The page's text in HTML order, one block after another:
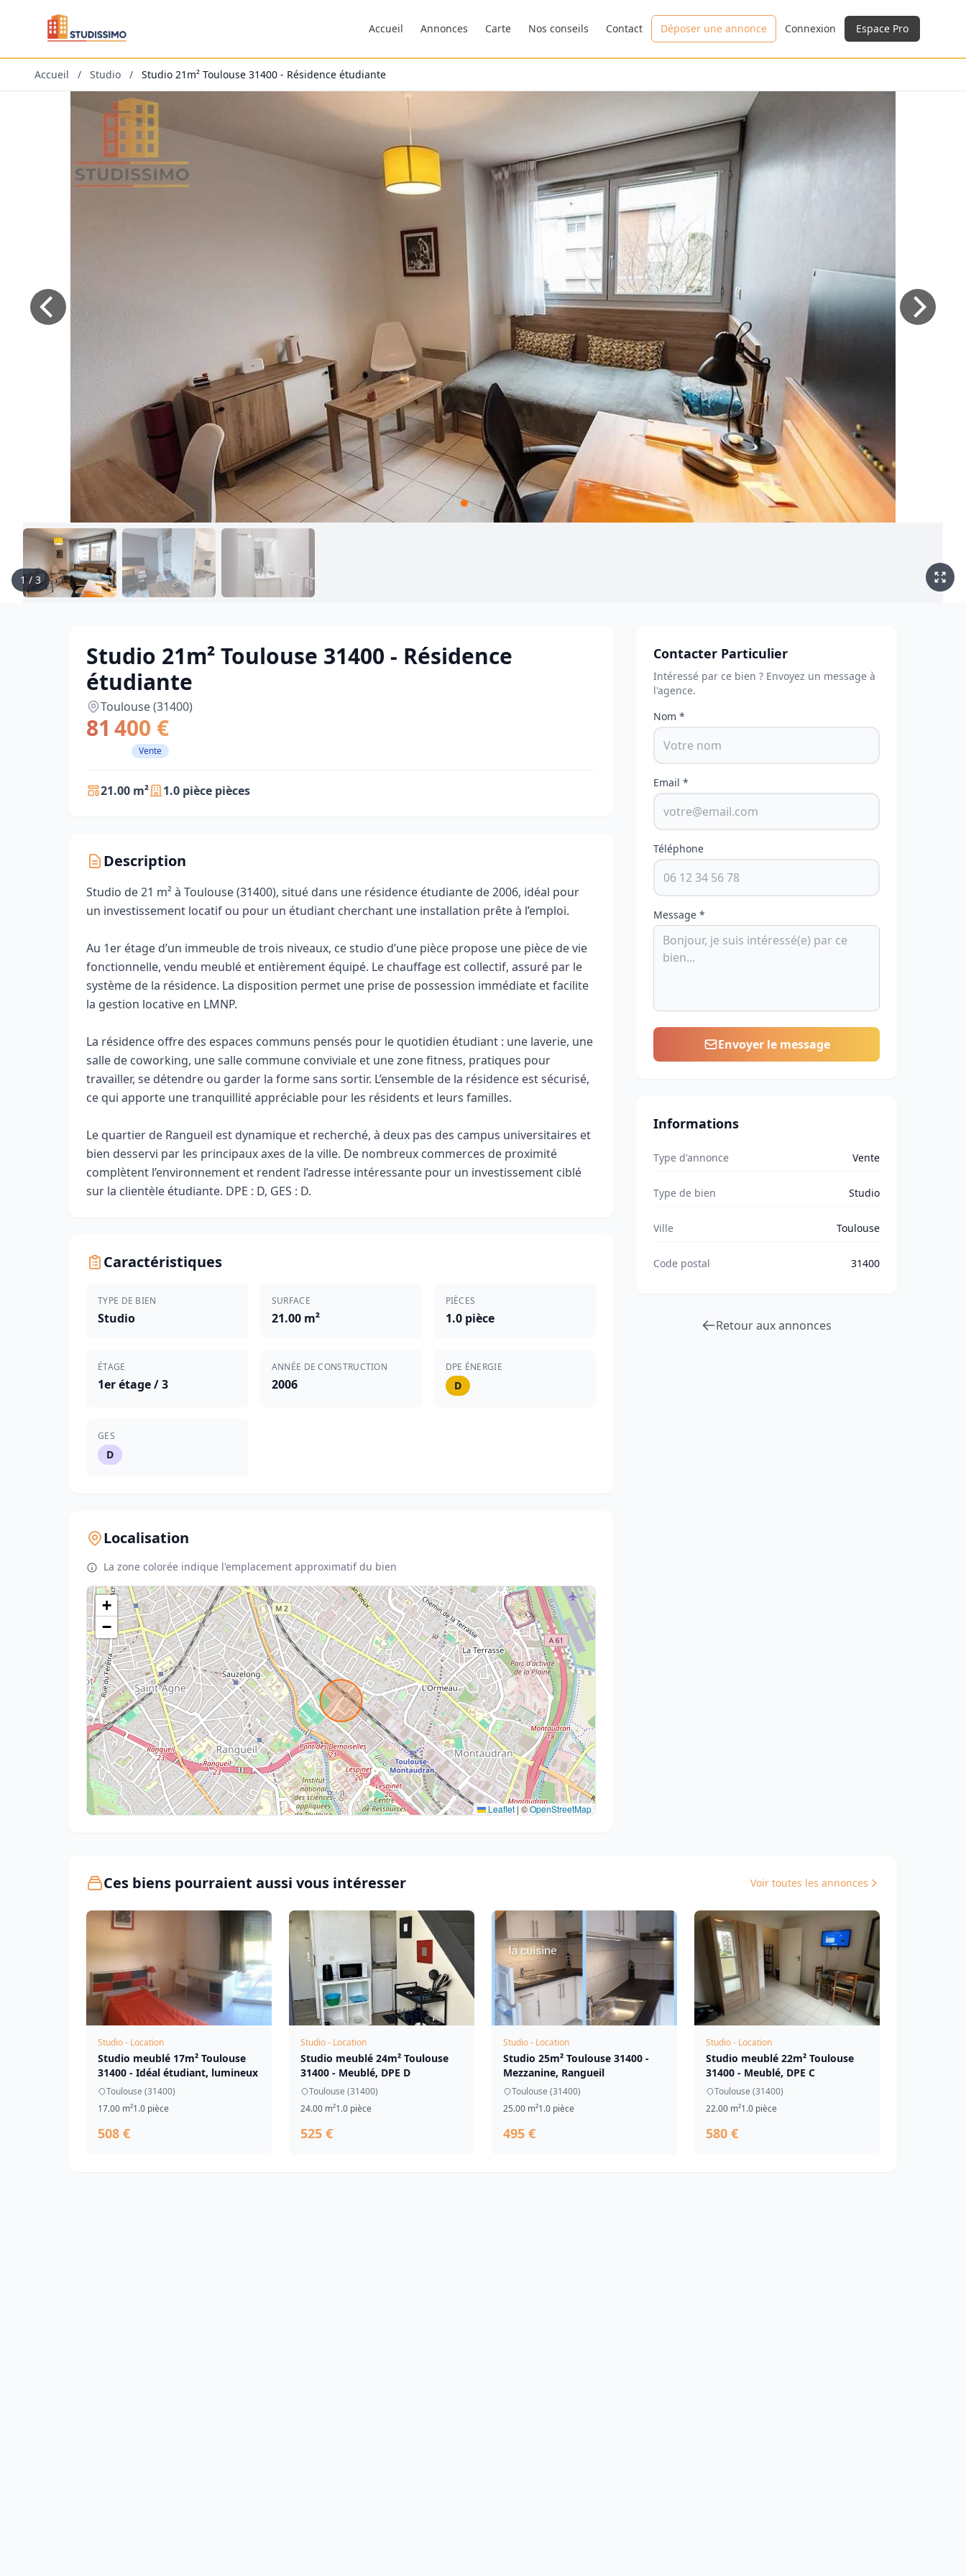
Accueil Annonces Carte Nos conseils Contact Déposer une annonce Connexion Espace Pro
Accueil / Studio / Studio 21m² Toulouse 31400 - Résidence étudiante
1 / 3
Studio 21m² Toulouse 31400 - Résidence
étudiante
Toulouse (31400)
81 400 €
Vente
21.00 m² 1.0 pièce pièces
Description
Studio de 21 m² à Toulouse (31400), situé dans une résidence étudiante de 2006, idéal pour
un investissement locatif ou pour un étudiant cherchant une installation prête à l’emploi.
Au 1er étage d’un immeuble de trois niveaux, ce studio d’une pièce propose une pièce de vie
fonctionnelle, vendu meublé et entièrement équipé. Le chauffage est collectif, assuré par le
système de la résidence. La disposition permet une prise de possession immédiate et facilite
la gestion locative en LMNP.
La résidence offre des espaces communs pensés pour le quotidien étudiant : une laverie, une
salle de coworking, une salle commune conviviale et une zone fitness, pratiques pour
travailler, se détendre ou garder la forme sans sortir. L’ensemble de la résidence est sécurisé,
ce qui apporte une tranquillité appréciable pour les résidents et leurs familles.
Le quartier de Rangueil est dynamique et recherché, à deux pas des campus universitaires et
bien desservi par les principaux axes de la ville. De nombreux commerces de proximité
complètent l’environnement et rendent l’adresse intéressante pour un investissement ciblé
sur la clientèle étudiante. DPE : D, GES : D.
Caractéristiques
TYPE DE BIEN
Studio
SURFACE
21.00 m²
PIÈCES
1.0 pièce
ÉTAGE
1er étage / 3
ANNÉE DE CONSTRUCTION
2006
DPE ÉNERGIE
D
GES
D
Localisation
La zone colorée indique l'emplacement approximatif du bien
+
−
Leaflet | ©OpenStreetMap
Contacter Particulier
Intéressé par ce bien ? Envoyez un message à
l'agence.
Nom *
Email *
Téléphone
Message *
Envoyer le message
Informations
Type d'annonce Vente
Type de bien Studio
Ville Toulouse
Code postal 31400
Retour aux annonces
Ces biens pourraient aussi vous intéresser Voir toutes les annonces
Studio - Location
Studio meublé 17m² Toulouse
31400 - Idéal étudiant, lumineux
Toulouse (31400)
17.00 m²1.0 pièce
508 €
Studio - Location
Studio meublé 24m² Toulouse
31400 - Meublé, DPE D
Toulouse (31400)
24.00 m²1.0 pièce
525 €
Studio - Location
Studio 25m² Toulouse 31400 -
Mezzanine, Rangueil
Toulouse (31400)
25.00 m²1.0 pièce
495 €
Studio - Location
Studio meublé 22m² Toulouse
31400 - Meublé, DPE C
Toulouse (31400)
22.00 m²1.0 pièce
580 €